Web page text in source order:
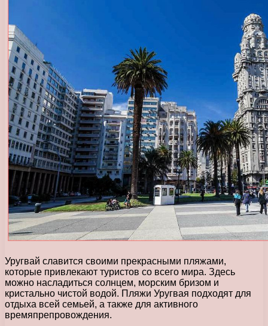
Уругвай славится своими прекрасными пляжами,
которые привлекают туристов со всего мира. Здесь
можно насладиться солнцем, морским бризом и
кристально чистой водой. Пляжи Уругвая подходят для
отдыха всей семьей, а также для активного
времяпрепровождения.